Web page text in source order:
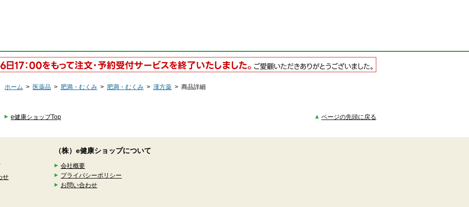
ホーム > 医薬品 > 肥満・むくみ > 肥満・むくみ > 漢方薬 > 商品詳細
e健康ショップTop ページの先頭に戻る
せ
（株）e健康ショップについて
会社概要
プライバシーポリシー
お問い合わせ